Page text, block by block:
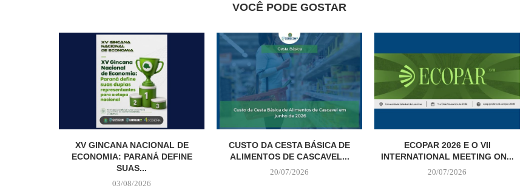
VOCÊ PODE GOSTAR
XV GINCANA NACIONAL DE
ECONOMIA: PARANÁ DEFINE
SUAS...
03/08/2026
CUSTO DA CESTA BÁSICA DE
ALIMENTOS DE CASCAVEL...
20/07/2026
ECOPAR 2026 E O VII
INTERNATIONAL MEETING ON...
20/07/2026